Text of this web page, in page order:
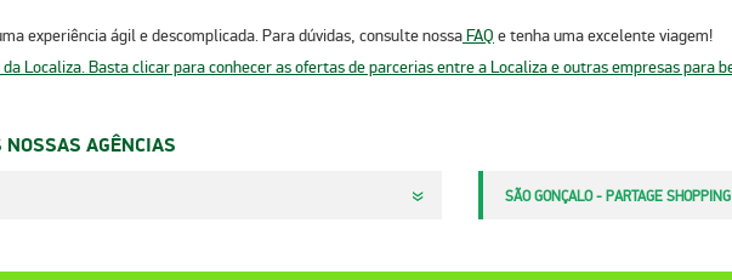
experiência ágil e descomplicada. Para dúvidas, consulte nossaFAQ e tenha uma excelente viagem!
NOSSAS AGÊNCIAS
SÃO GONÇALO - PARTAGE SHOPPING